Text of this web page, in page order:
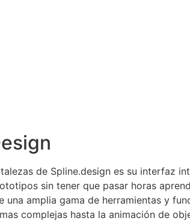
de Spline.design es su interfaz
sin tener que pasar horas
una amplia gama de herramientas y
complejas hasta la animación de